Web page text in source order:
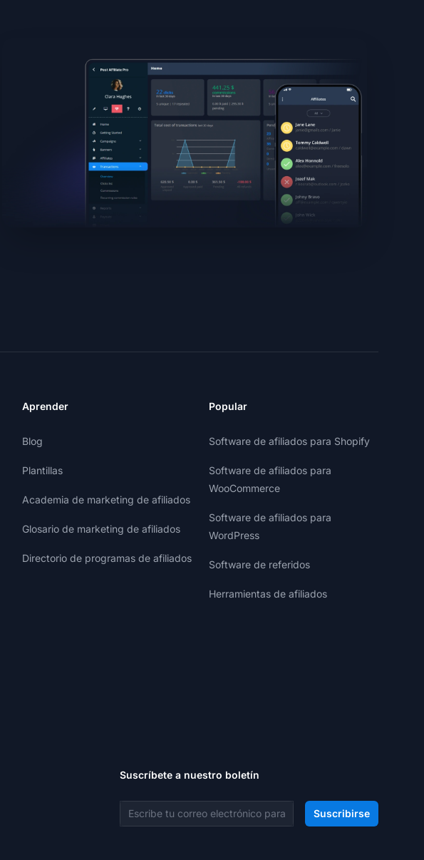
Aprender
Blog
Plantillas
Academia de marketing de afiliados
Glosario de marketing de afiliados
Directorio de programas de afiliados
Popular
Software de afiliados para Shopify
Software de afiliados para
WooCommerce
Software de afiliados para
WordPress
Software de referidos
Herramientas de afiliados
Suscríbete a nuestro boletín
Dirección de correo electrónico Suscribirse